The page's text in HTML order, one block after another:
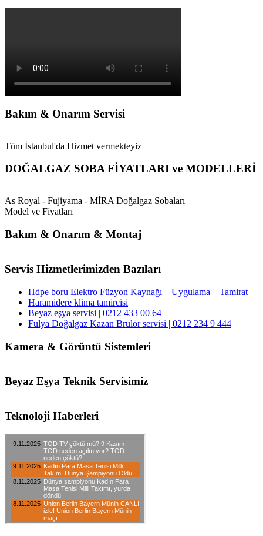
Bakım & Onarım Servisi
Tüm İstanbul'da Hizmet vermekteyiz
DOĞALGAZ SOBA FİYATLARI ve MODELLERİ
As Royal - Fujiyama - MİRA Doğalgaz Sobaları
Model ve Fiyatları
Bakım & Onarım & Montaj
Servis Hizmetlerimizden Bazıları
Hdpe boru Elektro Füzyon Kaynağı – Uygulama – Tamirat
Haramidere klima tamircisi
Beyaz eşya servisi | 0212 433 00 64
Fulya Doğalgaz Kazan Brulör servisi | 0212 234 9 444
Kamera & Görüntü Sistemleri
Beyaz Eşya Teknik Servisimiz
Teknoloji Haberleri